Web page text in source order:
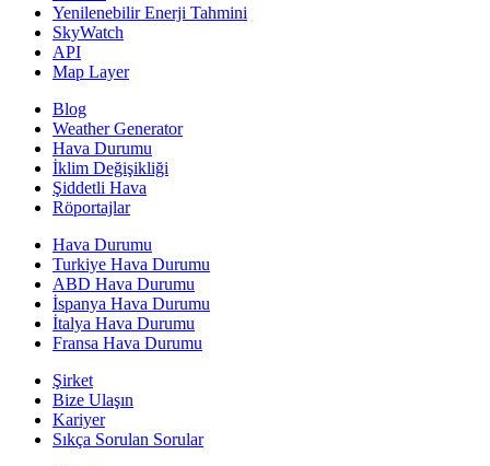
Yenilenebilir Enerji Tahmini
SkyWatch
API
Map Layer
Blog
Weather Generator
Hava Durumu
İklim Değişikliği
Şiddetli Hava
Röportajlar
Hava Durumu
Turkiye Hava Durumu
ABD Hava Durumu
İspanya Hava Durumu
İtalya Hava Durumu
Fransa Hava Durumu
Şirket
Bize Ulaşın
Kariyer
Sıkça Sorulan Sorular